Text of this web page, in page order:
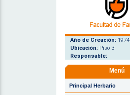
Año de Creación: 1974
Ubicación: Piso 3
Responsable:
Menú
Principal Herbario